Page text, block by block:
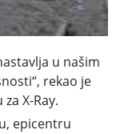
u našim
rekao je
X-Ray.
epicentru